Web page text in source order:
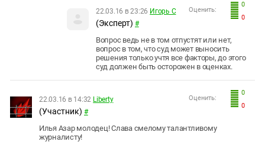
0
0
Оценить:
22.03.16 в 23:26 Игорь С
(Эксперт) #
Вопрос ведь не в том отпустят или нет,
вопрос в том, что суд может выносить
решения только учтя все факторы, до этого
суд должен быть осторожен в оценках.
0
0
Оценить:
22.03.16 в 14:32 Liberty
(Участник) #
Илья Азар молодец! Слава смелому талантливому
журналисту!